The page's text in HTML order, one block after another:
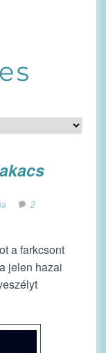
2
a farkcsont
jelen hazai